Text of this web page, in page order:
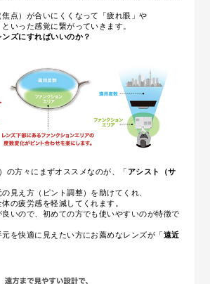
点）が合いにくくなって「疲れ眼」や
といった感覚に繋がっていきます。
ズにすればいいのか？
の方々にまずオススメなのが、「 アシスト（サ
見え方（ピント調整）を助けてくれ、
の疲労感を軽減してくれます。
いので、初めての方でも使いやすいのが特徴で
を快適に見えたい方にお薦めなレンズが 「 遠近